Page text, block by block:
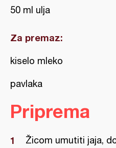
50 ml ulja
Za premaz:
kiselo mleko
pavlaka
Priprema
Žicom umutiti jaja,